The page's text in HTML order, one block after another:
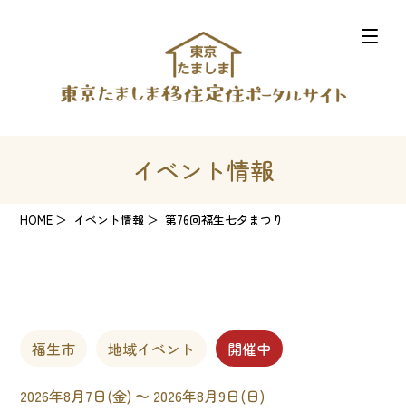
イベント情報
HOME イベント情報 第76回福生七夕まつり
福生市 地域イベント 開催中
2026年8月7日(金) 〜 2026年8月9日(日)